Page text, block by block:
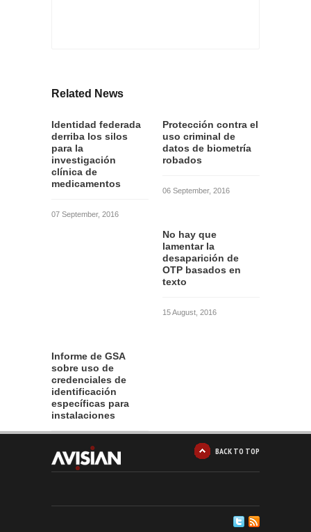
Related News
Identidad federada
derriba los silos
para la
investigación
clínica de
medicamentos
07 September, 2016
Protección contra el
uso criminal de
datos de biometría
robados
06 September, 2016
No hay que
lamentar la
desaparición de
OTP basados en
texto
15 August, 2016
Informe de GSA
sobre uso de
credenciales de
identificación
específicas para
instalaciones
12 August, 2016 BACK TO TOP